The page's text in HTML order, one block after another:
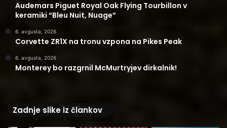
Audemars Piguet Royal Oak Flying Tourbillon v
keramiki “Bleu Nuit, Nuage”
6. avgusta, 2026
Corvette ZR1X na tronu vzpona na Pikes Peak
6. avgusta, 2026
Monterey bo razgrnil McMurtryjev dirkalnik!
Zadnje slike iz člankov